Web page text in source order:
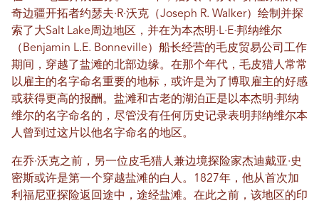
奇边疆开拓者约瑟夫·R·沃克（Joseph R. Walker）绘制并探
索了大Salt Lake周边地区，并在为本杰明·L·E·邦纳维尔
（Benjamin L.E. Bonneville）船长经营的毛皮贸易公司工作
期间，穿越了盐滩的北部边缘。在那个年代，毛皮猎人常常
以雇主的名字命名重要的地标，或许是为了博取雇主的好感
或获得更高的报酬。盐滩和古老的湖泊正是以本杰明·邦纳
维尔的名字命名的，尽管没有任何历史记录表明邦纳维尔本
人曾到过这片以他名字命名的地区。
在乔·沃克之前，另一位皮毛猎人兼边境探险家杰迪戴亚·史
密斯或许是第一个穿越盐滩的白人。1827年，他从首次加
利福尼亚探险返回途中，途经盐滩。在此之前，该地区的印